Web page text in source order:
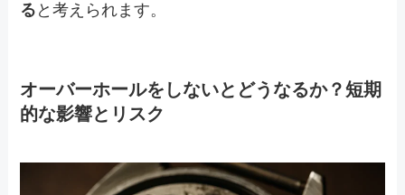
る と考えられます。
オーバーホールをしないとどうなるか？短期
的な影響とリスク